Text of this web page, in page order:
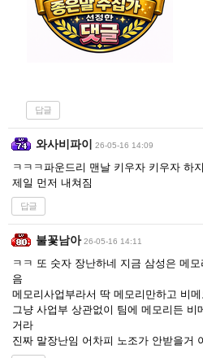
답글
와사비파이 26-05-16 14:09
ㅋㅋㅋ파운드리 맨날 키우자 키우자 하
제일 먼저 내쳐짐
답글
불꽃남아 26-05-16 14:11
ㅋㅋ 또 숫자 장난하네 지금 삼성은 메
음
메모리사업부라서 딱 메모리만하고 비
그냥 사업부 상관없이 팀에 메모리든 비
거라
진짜 말장난임 어차피 노조가 안받을거